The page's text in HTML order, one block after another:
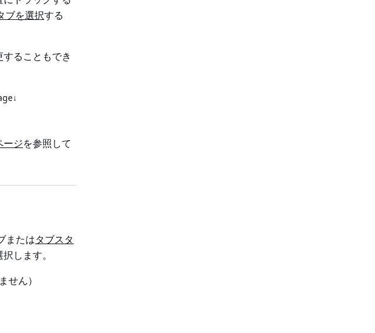
ブを選択する
ることもでき
ージを参照して
またはタブスタ
します。
せん）